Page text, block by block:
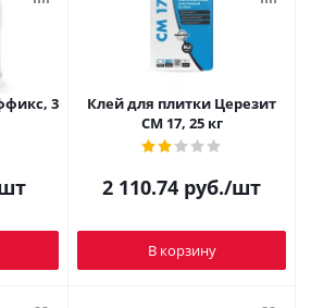
3
Клей для плитки Церезит
CM 17, 25 кг
2 110.74 руб./шт
В корзину